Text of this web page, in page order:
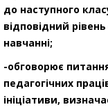
до наступного
відповідний
навчанні;
-обговорює
педагогічних
ініціативи,